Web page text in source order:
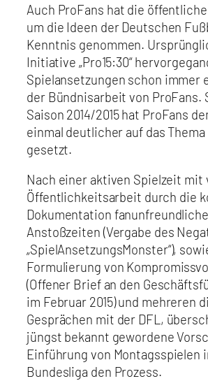
Auch ProFans hat die
um die Ideen der Deutschen
Kenntnis genommen.
Initiative „Pro15:30“
Spielansetzungen schon immer
der Bündnisarbeit von ProFans.
Saison 2014/2015 hat ProFans
einmal deutlicher auf das
gesetzt.
Nach einer aktiven Spielzeit mit
Öffentlichkeitsarbeit durch die
Dokumentation
Anstoßzeiten (Vergabe des
„SpielAnsetzungsMonster“),
Formulierung von
(Offener Brief an den
im Februar 2015) und mehreren
Gesprächen mit der DFL,
jüngst bekannt gewordene
Einführung von Montagsspielen
Bundesliga den Prozess.